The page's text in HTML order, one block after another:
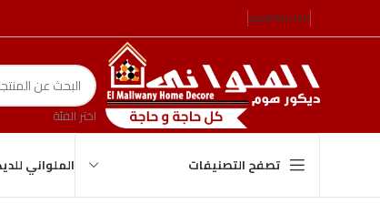
ENGLISHمصر
اختر الفئة
تصفح التصنيفات الملواني